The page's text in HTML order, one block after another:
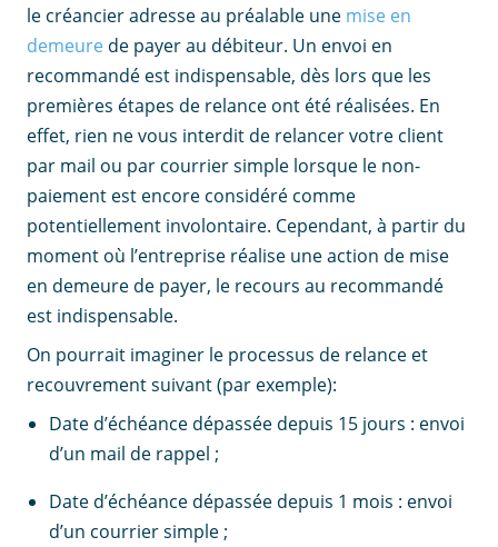
le créancier adresse au préalable une mise en
demeure de payer au débiteur. Un envoi en
recommandé est indispensable, dès lors que les
premières étapes de relance ont été réalisées. En
effet, rien ne vous interdit de relancer votre client
par mail ou par courrier simple lorsque le non-
paiement est encore considéré comme
potentiellement involontaire. Cependant, à partir du
moment où l’entreprise réalise une action de mise
en demeure de payer, le recours au recommandé
est indispensable.
On pourrait imaginer le processus de relance et
recouvrement suivant (par exemple):
Date d’échéance dépassée depuis 15 jours : envoi
d’un mail de rappel ;
Date d’échéance dépassée depuis 1 mois : envoi
d’un courrier simple ;